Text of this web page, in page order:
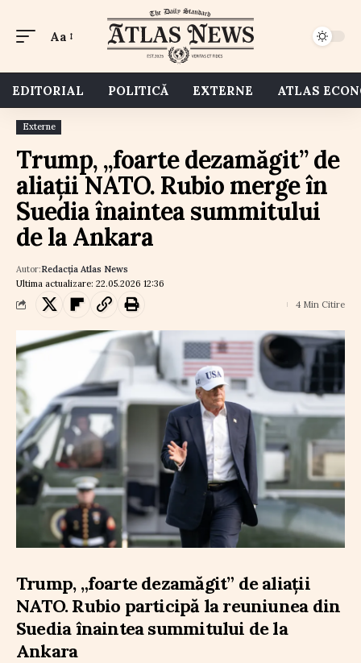
Aa
EDITORIAL POLITICĂ EXTERNE ATLAS
Externe
Trump, „foarte dezamăgit” de
aliații NATO. Rubio merge în
Suedia înaintea summitului
de la Ankara
Ultima actualizare: 22.05.2026 12:36
Autor:Redacția Atlas News
4 Min Citire
Trump, „foarte dezamăgit” de aliații
NATO. Rubio participă la reuniunea din
Suedia înaintea summitului de la
Ankara